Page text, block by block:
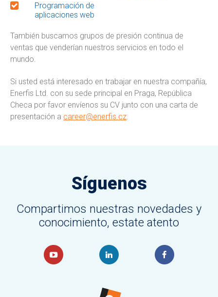
Programación de
aplicaciones web
También buscamos grupos de presión continua de
ventas que venderían nuestros servicios en todo el
mundo.
Si usted está interesado en trabajar en nuestra compañía,
Enerfis Ltd. con su sede principal en Praga, República
Checa por favor envíenos su CV junto con una carta de
presentación a career@enerfis.cz
Síguenos
Compartimos nuestras novedades y
conocimiento, estate atento